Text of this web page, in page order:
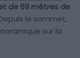
de 69 mètres de
le sommet,
sur la